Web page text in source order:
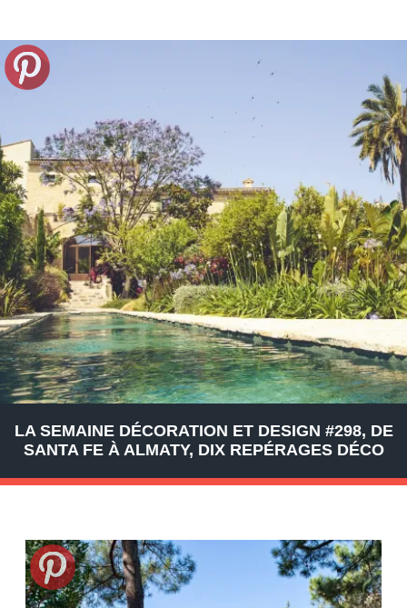
LA SEMAINE DÉCORATION ET DESIGN #298, DE
SANTA FE À ALMATY, DIX REPÉRAGES DÉCO